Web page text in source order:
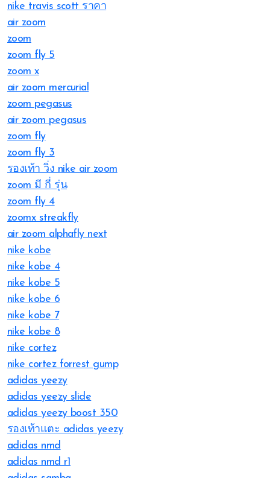
nike travis scott ราคา
air zoom
zoom
zoom fly 5
zoom x
air zoom mercurial
zoom pegasus
air zoom pegasus
zoom fly
zoom fly 3
รองเท้า วิ่ง nike air zoom
zoom มี กี่ รุ่น
zoom fly 4
zoomx streakfly
air zoom alphafly next
nike kobe
nike kobe 4
nike kobe 5
nike kobe 6
nike kobe 7
nike kobe 8
nike cortez
nike cortez forrest gump
adidas yeezy
adidas yeezy slide
adidas yeezy boost 350
รองเท้าแตะ adidas yeezy
adidas nmd
adidas nmd r1